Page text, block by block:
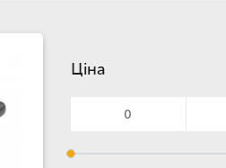
Ціна